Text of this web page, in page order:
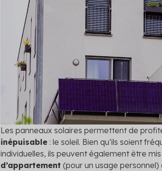
Audit énergétique
Réalisez votre audit et
meilleurs scénarios de
Voir toutes les
Les panneaux solaires permettent de
inépuisable : le soleil. Bien qu’ils soient
individuelles, ils peuvent également être
d’appartement (pour un usage personnel)